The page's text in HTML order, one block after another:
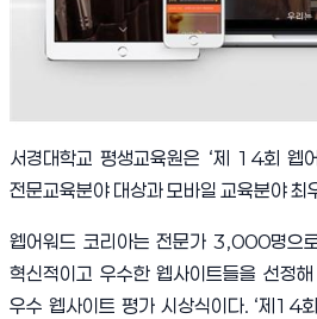
서경대학교 평생교육원은 ‘제 14회 웹
전문교육분야 대상과 모바일 교육분야 최
웹어워드 코리아는 전문가 3,000명으
혁신적이고 우수한 웹사이트들을 선정
우수 웹사이트 평가 시상식이다. ‘제 14